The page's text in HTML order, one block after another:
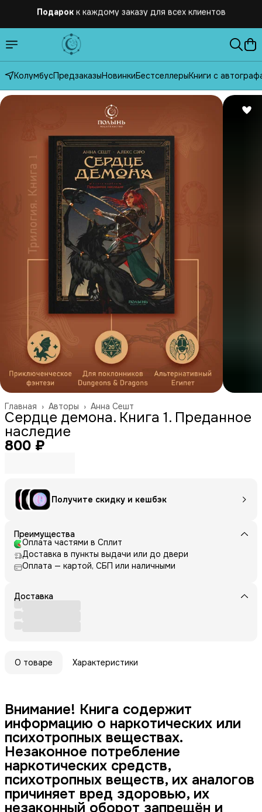
Бесплатная доставка по России от 2500 рублей
КолумбусПредзаказыНовинкиБестселлерыКниги с
Анна Сешт
Авторы ›
Главная ›
Сердце демона. Книга 1. Преданное
наследие
800 ₽
Получите скидку и кешбэк
Преимущества
Оплата частями в Сплит
Доставка в пункты выдачи или до двери
Оплата — картой, СБП или наличными
Доставка
О товаре Характеристики
Внимание! Книга содержит
информацию о наркотических или
психотропных веществах.
Незаконное потребление
наркотических средств,
психотропных веществ, их аналогов
причиняет вред здоровью, их
незаконный оборот запрещён и